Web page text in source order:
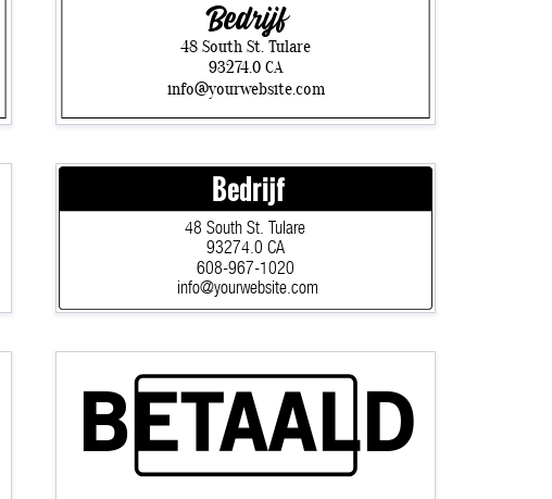
info@yourwebsite.com
48 South St. Tulare
Bedrijf
93274.0 CA
608-967-1020
info@yourwebsite.com
48 South St. Tulare
93274.0 CA
Bedrijf
BETAALD